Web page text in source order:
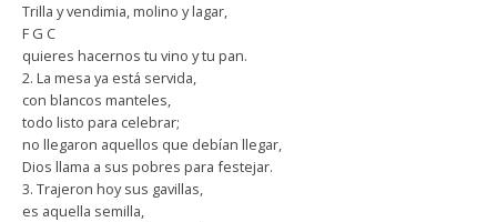
Trilla y vendimia, molino y lagar,
F G C
quieres hacernos tu vino y tu pan.
2. La mesa ya está servida,
con blancos manteles,
todo listo para celebrar;
no llegaron aquellos que debían llegar,
Dios llama a sus pobres para festejar.
3. Trajeron hoy sus gavillas,
es aquella semilla,